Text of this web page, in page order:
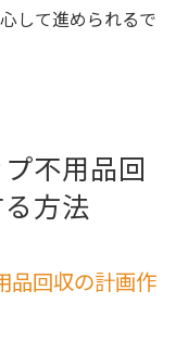
して進められるで
不用品回
方法
品回収の計画作